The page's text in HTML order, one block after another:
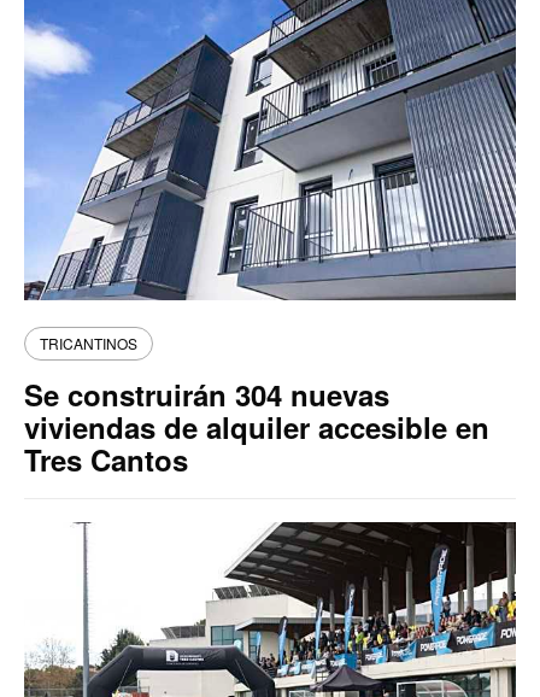
TRICANTINOS
Se construirán 304 nuevas
viviendas de alquiler accesible en
Tres Cantos